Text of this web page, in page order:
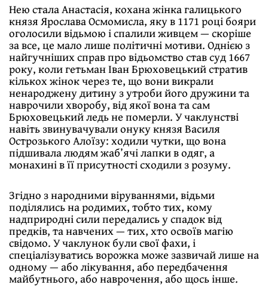
Нею стала Анастасія, кохана жінка галицького
князя Ярослава Осмомисла, яку в 1171 році бояри
оголосили відьмою і спалили живцем — скоріше
за все, це мало лише політичні мотиви. Однією з
найгучніших справ про відьомство став суд 1667
року, коли гетьман Іван Брюховецький стратив
кількох жінок через те, що вони викрали
ненароджену дитину з утроби його дружини та
наврочили хворобу, від якої вона та сам
Брюховецький ледь не померли. У чаклунстві
навіть звинувачували онуку князя Василя
Острозького Алоїзу: ходили чутки, що вона
підшивала людям жаб’ячі лапки в одяг, а
монахині в її присутності сходили з розуму.
Згідно з народними віруваннями, відьми
поділялись на родимих, тобто тих, кому
надприродні сили передались у спадок від
предків, та навчених — тих, хто освоїв магію
свідомо. У чаклунок були свої фахи, і
спеціалізуватись ворожка може зазвичай лише на
одному — або лікування, або передбачення
майбутнього, або наврочення, або щось інше.